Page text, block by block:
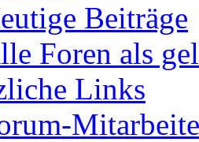
Beiträge
Foren als
Links